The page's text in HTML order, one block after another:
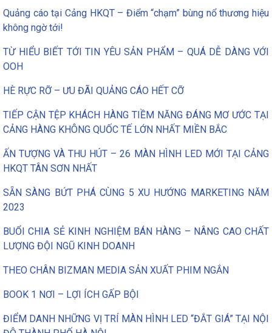
Quảng cáo tại Cảng HKQT – Điểm “chạm” bùng nổ thương hiệu
không ngờ tới!
TỪ HIỂU BIẾT TỚI TIN YÊU SẢN PHẨM – QUÁ DỄ DÀNG VỚI
OOH
HÈ RỰC RỠ – ƯU ĐÃI QUẢNG CÁO HẾT CỠ
TIẾP CẬN TỆP KHÁCH HÀNG TIỀM NĂNG ĐÁNG MƠ ƯỚC TẠI
CẢNG HÀNG KHÔNG QUỐC TẾ LỚN NHẤT MIỀN BẮC
ẤN TƯỢNG VÀ THU HÚT – 26 MÀN HÌNH LED MỚI TẠI CẢNG
HKQT TÂN SƠN NHẤT
SẴN SÀNG BỨT PHÁ CÙNG 5 XU HƯỚNG MARKETING NĂM
2023
BUỔI CHIA SẺ KINH NGHIỆM BÁN HÀNG – NÂNG CAO CHẤT
LƯỢNG ĐỘI NGŨ KINH DOANH
THEO CHÂN BIZMAN MEDIA SẢN XUẤT PHIM NGẮN
BOOK 1 NƠI – LỢI ÍCH GẤP BỘI
ĐIỂM DANH NHỮNG VỊ TRÍ MÀN HÌNH LED “ĐẮT GIÁ” TẠI NỘI